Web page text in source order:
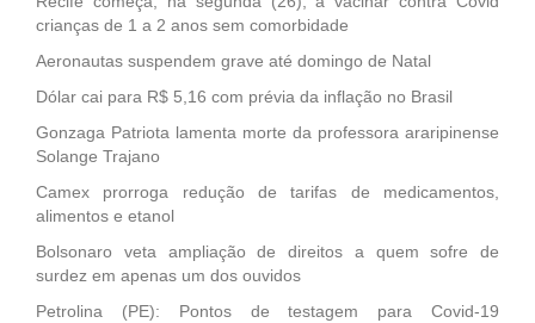
crianças de 1 a 2 anos sem comorbidade
Aeronautas suspendem grave até domingo de Natal
Dólar cai para R$ 5,16 com prévia da inflação no Brasil
Gonzaga Patriota lamenta morte da professora araripinense
Solange Trajano
Camex prorroga redução de tarifas de medicamentos,
alimentos e etanol
Bolsonaro veta ampliação de direitos a quem sofre de
surdez em apenas um dos ouvidos
Petrolina (PE): Pontos de testagem para Covid-19